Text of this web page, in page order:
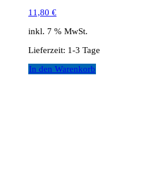
11,80 €
inkl. 7 % MwSt.
Lieferzeit: 1-3 Tage
In den Warenkorb